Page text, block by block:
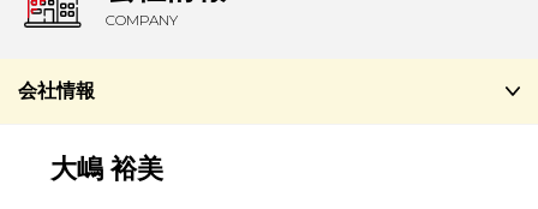
COMPANY
会社情報
大嶋 裕美